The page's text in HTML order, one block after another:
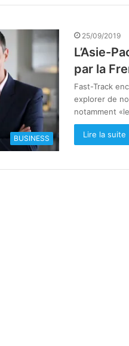
BUSINESS
25/09/2019
L’Asie-
par la
Fast-Track
explorer de
notamment
Lire la suite